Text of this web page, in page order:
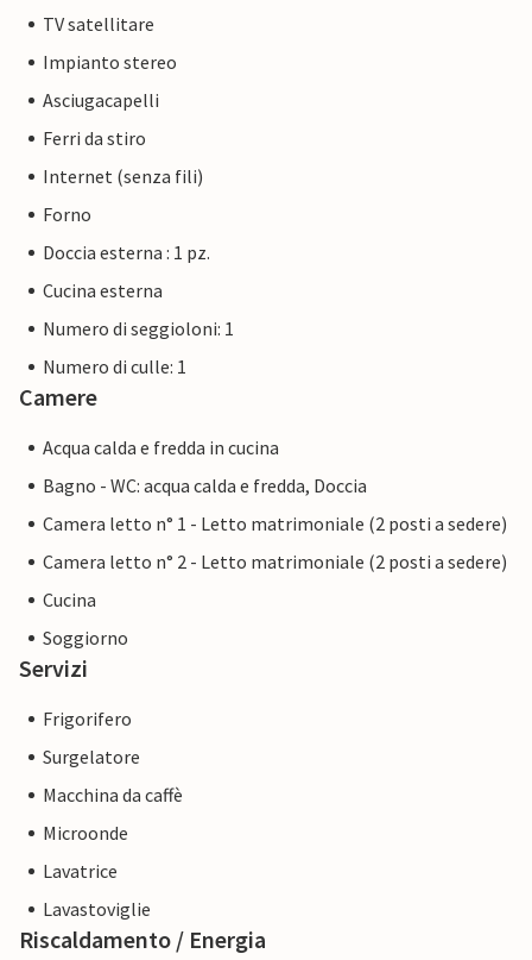
TV satellitare
Impianto stereo
Asciugacapelli
Ferri da stiro
Internet (senza fili)
Forno
Doccia esterna : 1 pz.
Cucina esterna
Numero di seggioloni: 1
Numero di culle: 1
Camere
Acqua calda e fredda in cucina
Bagno - WC: acqua calda e fredda, Doccia
Camera letto n° 1 - Letto matrimoniale (2 posti a sedere)
Camera letto n° 2 - Letto matrimoniale (2 posti a sedere)
Cucina
Soggiorno
Servizi
Frigorifero
Surgelatore
Macchina da caffè
Microonde
Lavatrice
Lavastoviglie
Riscaldamento / Energia